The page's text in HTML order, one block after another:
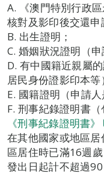
A. 《澳門特別行政
核對及影印後交還申
B. 出生證明；
C. 婚姻狀況證明（
D. 有中國籍近親屬
居民身份證影印本等
E. 國籍證明（申請
F. 刑事紀錄證明書
《刑事紀錄證明書》
在其他國家或地區
區居住時已滿16週
發出日起計不超過